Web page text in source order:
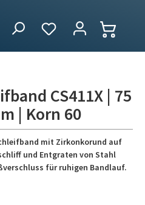
CS411X | 75
| Korn 60
mit Zirkonkorund auf
und Entgraten von Stahl
für ruhigen Bandlauf.